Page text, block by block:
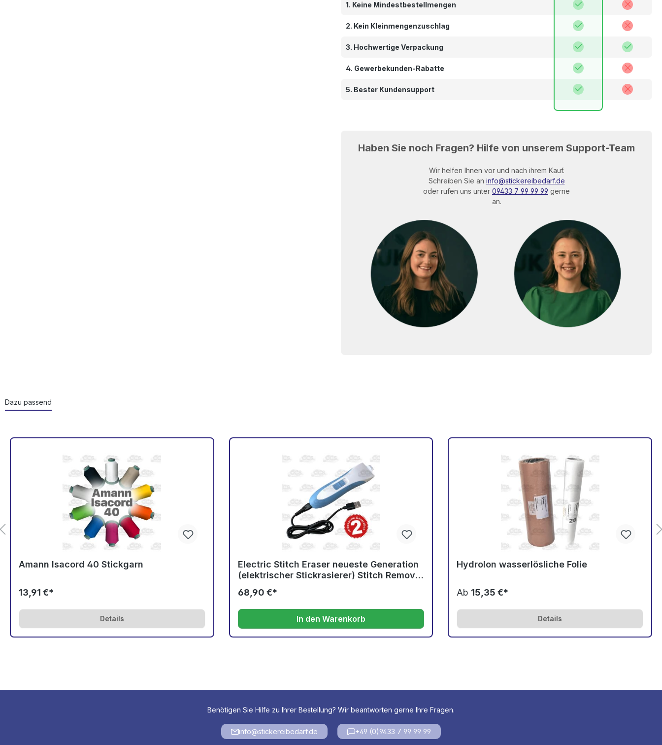
1. Keine Mindestbestellmengen
2. Kein Kleinmengenzuschlag
3. Hochwertige Verpackung
4. Gewerbekunden-Rabatte
5. Bester Kundensupport
Haben Sie noch Fragen? Hilfe von unserem Support-Team
Wir helfen Ihnen vor und nach ihrem Kauf.
Schreiben Sie an info@stickereibedarf.de
oder rufen uns unter 09433 7 99 99 99 gerne
an.
Dazu passend
Amann Isacord 40 Stickgarn
13,91 €*
Details
Electric Stitch Eraser neueste Generation
(elektrischer Stickrasierer) Stitch Remover
68,90 €*
In den Warenkorb
Hydrolon wasserlösliche Folie
Ab 15,35 €*
Details
Benötigen Sie Hilfe zu Ihrer Bestellung? Wir beantworten gerne Ihre Fragen.
info@stickereibedarf.de +49 (0)9433 7 99 99 99